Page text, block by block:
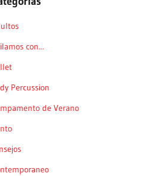
con...
Percussion
de Verano